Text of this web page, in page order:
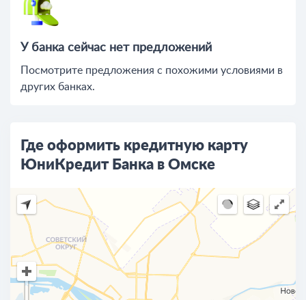
У банка сейчас нет предложений
Посмотрите предложения c похожими условиями в
других банках.
Где оформить кредитную карту
ЮниКредит Банка в Омске